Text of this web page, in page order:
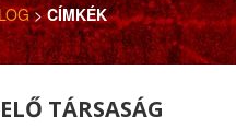
>CÍMKÉK
TÁRSASÁG